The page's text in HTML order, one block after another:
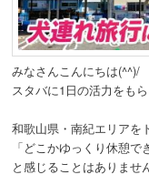
動
みなさんこんにちは(^^)/
スタバに1日の活力をも
和歌山県・南紀エリアを
「どこかゆっくり休憩
と感じることはありませ